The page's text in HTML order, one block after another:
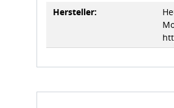
Hersteller: